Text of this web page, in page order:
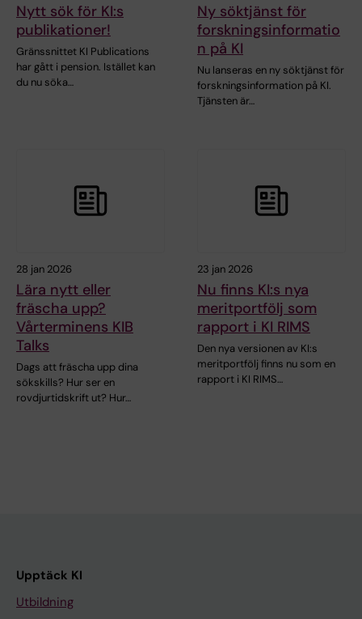
Nytt sök för KI:s
publikationer!
Gränssnittet KI Publications
har gått i pension. Istället kan
du nu söka…
Ny söktjänst för
forskningsinformatio
n på KI
Nu lanseras en ny söktjänst för
forskningsinformation på KI.
Tjänsten är…
28 jan 2026
Lära nytt eller
fräscha upp?
Vårterminens KIB
Talks
Dags att fräscha upp dina
sökskills? Hur ser en
rovdjurtidskrift ut? Hur…
23 jan 2026
Nu finns KI:s nya
meritportfölj som
rapport i KI RIMS
Den nya versionen av KI:s
meritportfölj finns nu som en
rapport i KI RIMS…
Upptäck KI
Utbildning